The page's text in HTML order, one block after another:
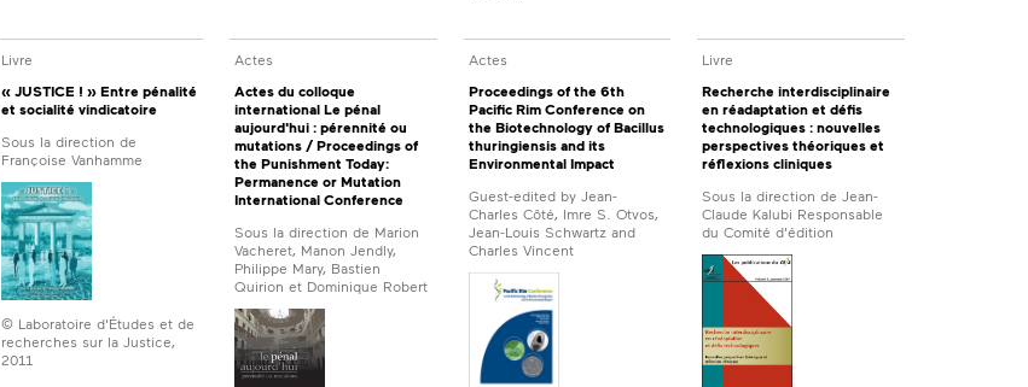
Livre
« JUSTICE ! » Entre pénalité
et socialité vindicatoire
Sous la direction de
Françoise Vanhamme
© Laboratoire d'Études et de
recherches sur la Justice,
2011
Actes
Actes du colloque
international Le pénal
aujourd'hui : pérennité ou
mutations / Proceedings of
the Punishment Today:
Permanence or Mutation
International Conference
Sous la direction de Marion
Vacheret, Manon Jendly,
Philippe Mary, Bastien
Quirion et Dominique Robert
Actes
Proceedings of the 6th
Pacific Rim Conference on
the Biotechnology of Bacillus
thuringiensis and its
Environmental Impact
Guest-edited by Jean-
Charles Côté, Imre S. Otvos,
Jean-Louis Schwartz and
Charles Vincent
Livre
Recherche interdisciplinaire
en réadaptation et défis
technologiques : nouvelles
perspectives théoriques et
réflexions cliniques
Sous la direction de Jean-
Claude Kalubi Responsable
du Comité d'édition